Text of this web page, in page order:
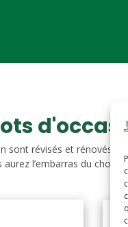
sont révisés et rénovés.
aurez l’embarras du